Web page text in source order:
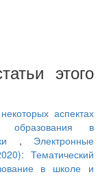
этого
аспектах
образования в
, Электронные
Тематический
в школе и